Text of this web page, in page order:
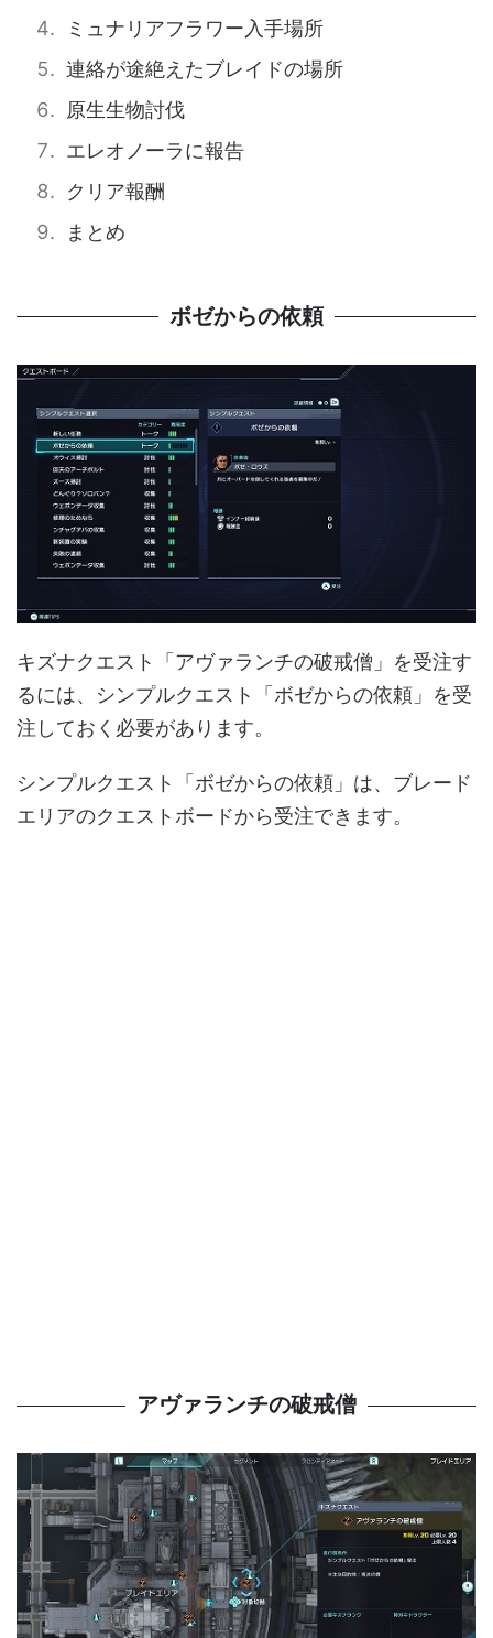
ミュナリアフラワー入手場所
連絡が途絶えたブレイドの場所
原生生物討伐
エレオノーラに報告
クリア報酬
まとめ
ボゼからの依頼
キズナクエスト「アヴァランチの破戒僧」を受注す
るには、シンプルクエスト「ボゼからの依頼」を受
注しておく必要があります。
シンプルクエスト「ボゼからの依頼」は、ブレード
エリアのクエストボードから受注できます。
アヴァランチの破戒僧